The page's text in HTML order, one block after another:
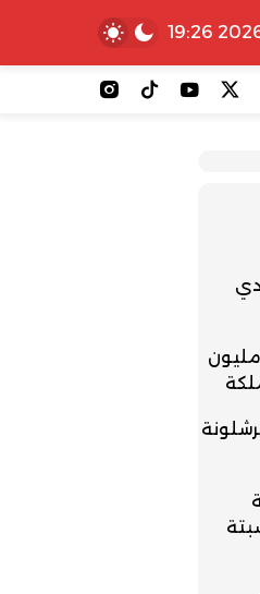
“مرحبا 2026”.. أكثر من 2.74 مليون